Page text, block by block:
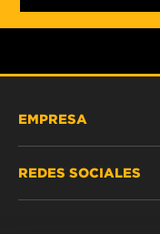
EMPRESA
REDES SOCIALES